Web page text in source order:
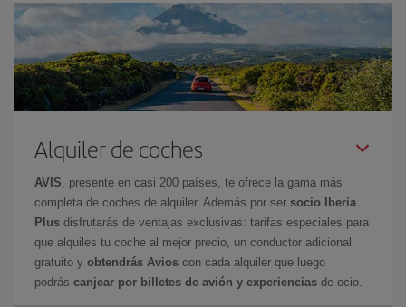
Alquiler de coches
AVIS , presente en casi 200 países, te ofrece la gama más
completa de coches de alquiler. Además por ser socio Iberia
Plus disfrutarás de ventajas exclusivas: tarifas especiales para
que alquiles tu coche al mejor precio, un conductor adicional
gratuito y obtendrás Avios con cada alquiler que luego
podrás canjear por billetes de avión y experiencias de ocio.